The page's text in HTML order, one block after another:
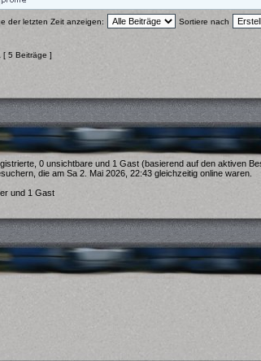
der letzten Zeit anzeigen: Sortiere nach
[ 5 Beiträge ]
0 unsichtbare und 1 Gast (basierend auf den aktiven
die am Sa 2. Mai 2026, 22:43 gleichzeitig online waren.
und 1 Gast